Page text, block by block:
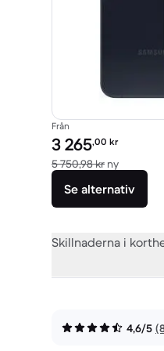
Från
Pris för
3 265,00 kr
5 750,98 kr nyJämfört
Se alternativ
Skillnaderna i
4,6/5